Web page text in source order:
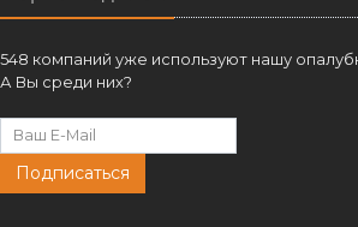
Подписаться